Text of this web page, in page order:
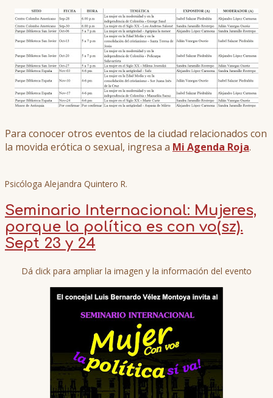
Para conocer otros eventos de la ciudad relacionados con
la movida erótica o sexual, ingresa a Mi Agenda Roja.
Psicóloga Alejandra Quintero R.
Seminario Internacional: Mujeres,
porque la política es con vo(sz).
Sept 23 y 24
Dá click para ampliar la imagen y la información del evento